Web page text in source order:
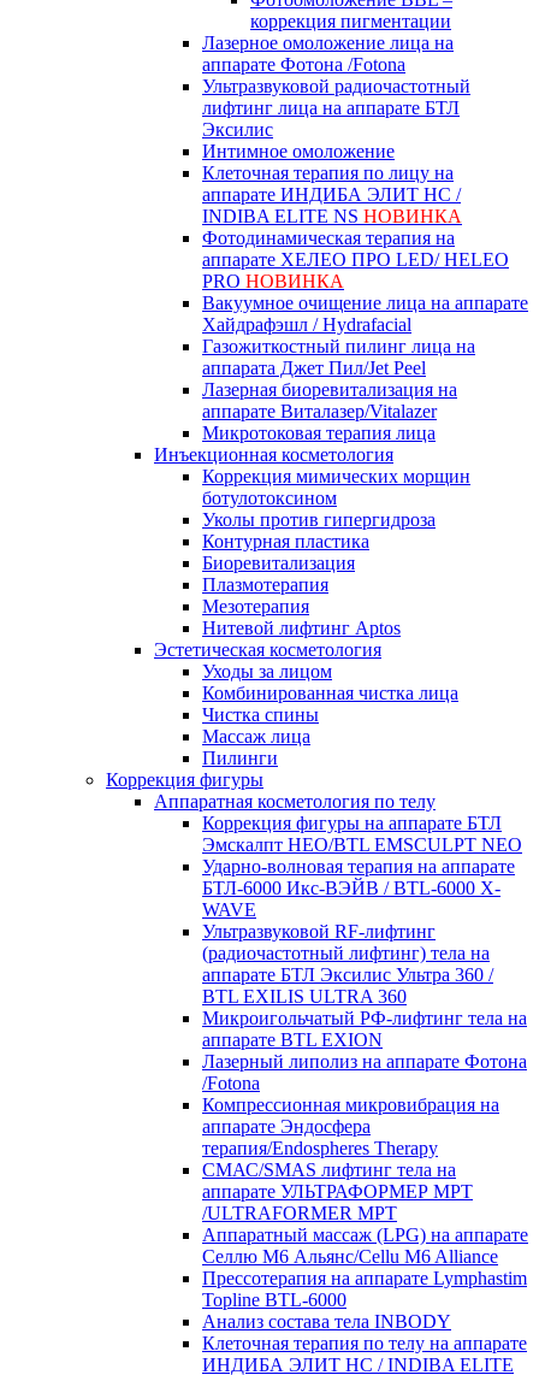
коррекция пигментации
Лазерное омоложение лица на
аппарате Фотона /Fotona
Ультразвуковой радиочастотный
лифтинг лица на аппарате БТЛ
Эксилис
Интимное омоложение
Клеточная терапия по лицу на
аппарате ИНДИБА ЭЛИТ НС /
INDIBA ELITE NS НОВИНКА
Фотодинамическая терапия на
аппарате ХЕЛЕО ПРО LED/ HELEO
PRO НОВИНКА
Вакуумное очищение лица на аппарате
Хайдрафэшл / Hydrafacial
Газожиткостный пилинг лица на
аппарата Джет Пил/Jet Peel
Лазерная биоревитализация на
аппарате Виталазер/Vitalazer
Микротоковая терапия лица
Инъекционная косметология
Коррекция мимических морщин
ботулотоксином
Уколы против гипергидроза
Контурная пластика
Биоревитализация
Плазмотерапия
Мезотерапия
Нитевой лифтинг Aptos
Эстетическая косметология
Уходы за лицом
Комбинированная чистка лица
Чистка спины
Массаж лица
Пилинги
Коррекция фигуры
Аппаратная косметология по телу
Коррекция фигуры на аппарате БТЛ
Эмскалпт НЕО/BTL EMSCULPT NEO
Ударно-волновая терапия на аппарате
БТЛ-6000 Икс-ВЭЙВ / BTL-6000 X-
WAVE
Ультразвуковой RF‑лифтинг
(радиочастотный лифтинг) тела на
аппарате БТЛ Эксилис Ультра 360 /
BTL EXILIS ULTRA 360
Микроигольчатый РФ-лифтинг тела на
аппарате BTL EXION
Лазерный липолиз на аппарате Фотона
/Fotona
Компрессионная микровибрация на
аппарате Эндосфера
терапия/Endospheres Therapy
СМАС/SMAS лифтинг тела на
аппарате УЛЬТРАФОРМЕР MPT
/ULTRAFORMER MPT
Аппаратный массаж (LPG) на аппарате
Селлю М6 Альянс/Cellu M6 Alliance
Прессотерапия на аппарате Lymphastim
Topline BTL-6000
Анализ состава тела INBODY
Клеточная терапия по телу на аппарате
ИНДИБА ЭЛИТ НС / INDIBA ELITE